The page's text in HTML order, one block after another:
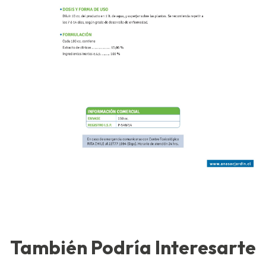
También Podría Interesarte